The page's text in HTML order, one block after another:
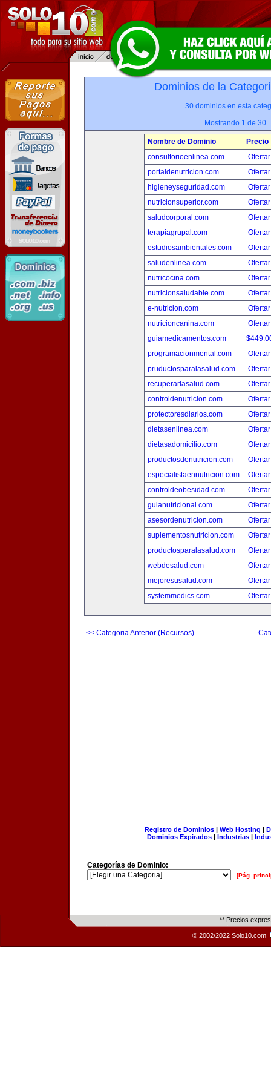
Dominios de la
30 dominios en esta
Mostrando 1 de 30
Nombre de Dominio
Precio
consultorioenlinea.com
portaldenutricion.com
higieneyseguridad.com
nutricionsuperior.com
saludcorporal.com
terapiagrupal.com
estudiosambientales.com
saludenlinea.com
nutricocina.com
nutricionsaludable.com
e-nutricion.com
nutricioncanina.com
guiamedicamentos.com
programacionmental.com
pruductosparalasalud.com
recuperarlasalud.com
controldenutricion.com
protectoresdiarios.com
dietasenlinea.com
dietasadomicilio.com
productosdenutricion.com
especialistaennutricion.com
controldeobesidad.com
guianutricional.com
asesordenutricion.com
suplementosnutricion.com
productosparalasalud.com
webdesalud.com
mejoresusalud.com
systemmedics.com
<< Categoria Anterior (Recursos)
Registro de Dominios| Web Hosting |
Dominios Expirados | Industrias |
Categorías de Dominio:
[Pág.
** Precios
© 2002/2022 Solo10.com